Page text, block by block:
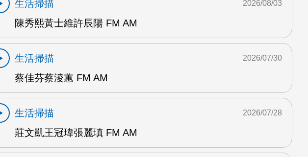
生活掃描
陳秀熙黃士維許辰陽 FM AM
2026/08/03
生活掃描
蔡佳芬蔡淩蕙 FM AM
2026/07/30
生活掃描
莊文凱王冠瑋張麗瑱 FM AM
2026/07/28